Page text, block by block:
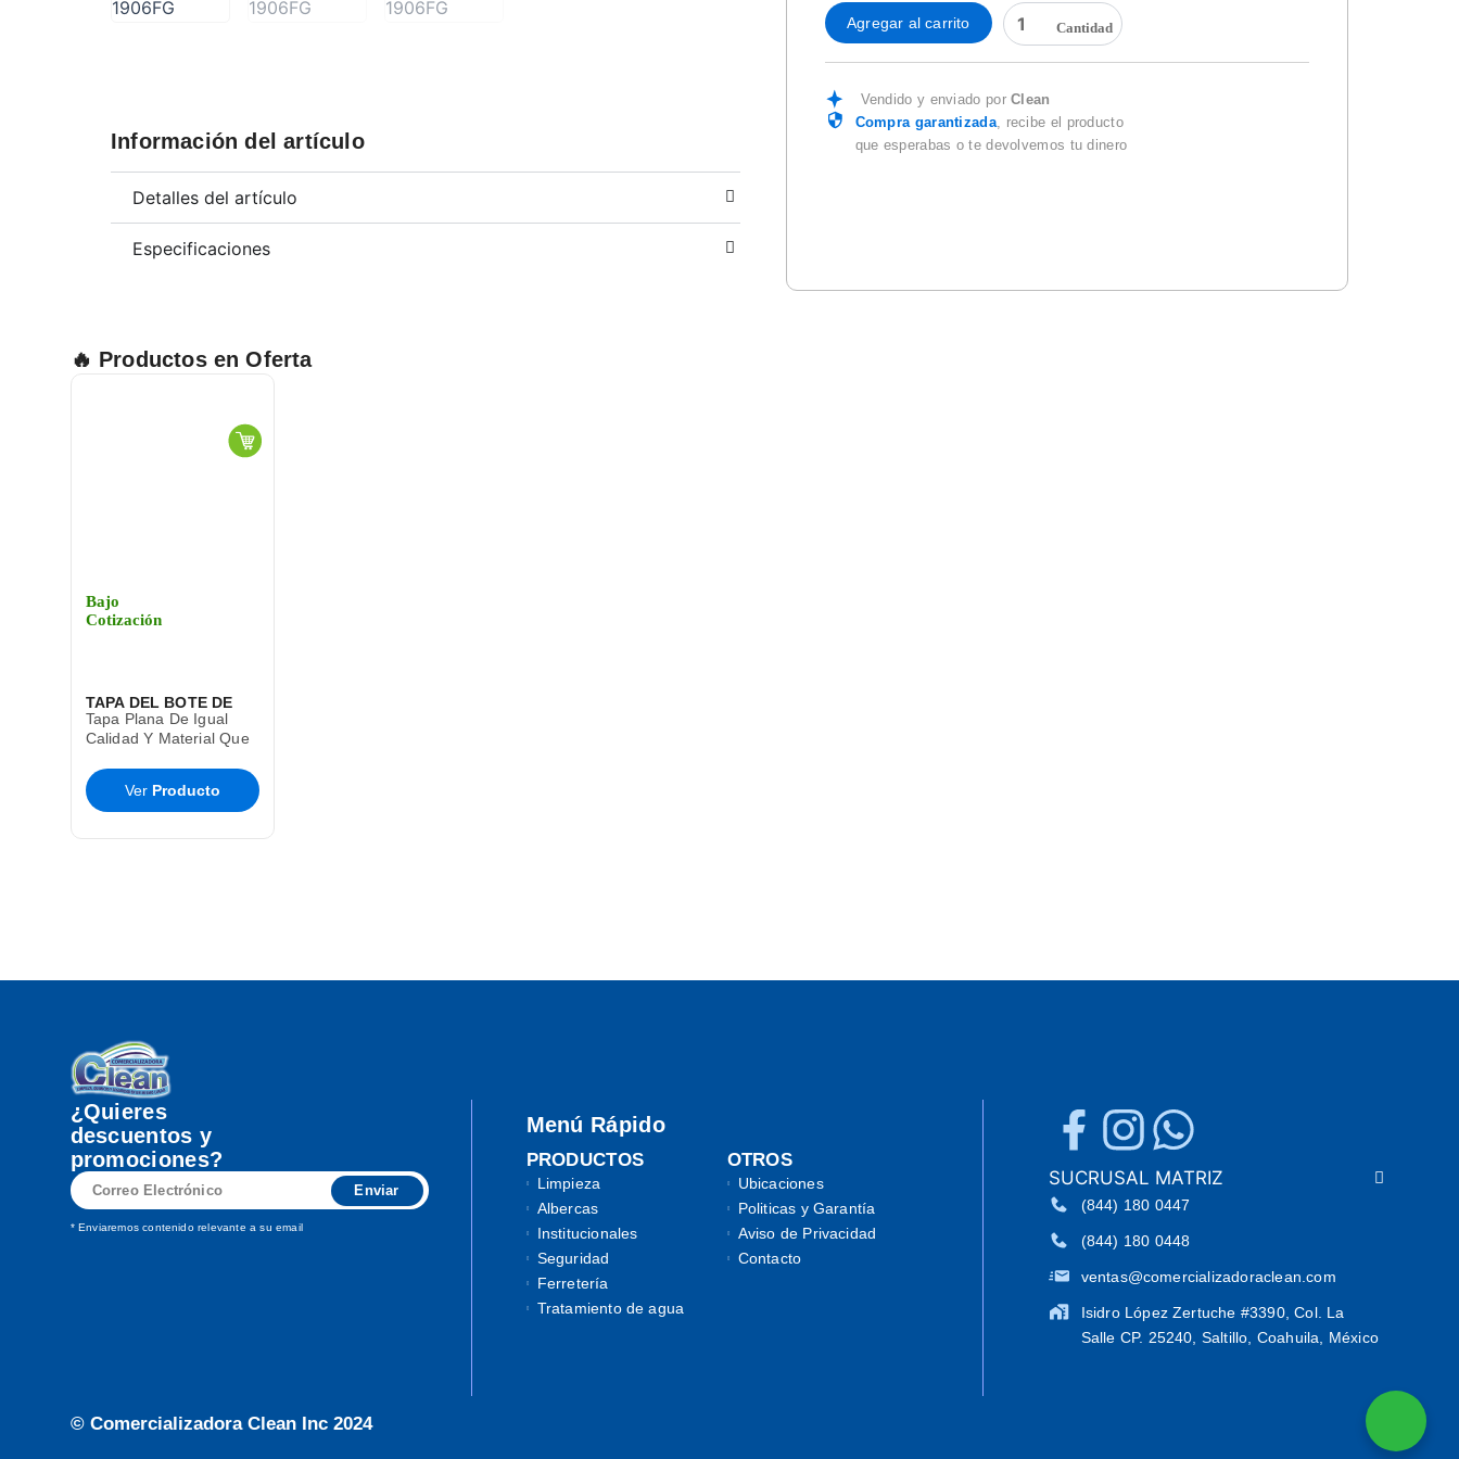
Información del artículo
Detalles del artículo
Especificaciones
BASTON
DE
VIDRIO
1906FG
cantidad
Agregar al carrito
Vendido y enviado porClean
Compra garantizada, recibe el producto
que esperabas o te devolvemos tu dinero
🔥 Productos en Oferta
Bajo
Cotización
TAPA DEL BOTE DE
BASURA CESTO TOFF
Tapa Plana De Igual
Calidad Y Material Que
T9285
Ver Producto
¿Quieres
descuentos y
promociones?
Correo
Electrónico
Enviar
* Enviaremos contenido relevante a su email
Menú Rápido
PRODUCTOS
Limpieza
Albercas
Institucionales
Seguridad
Ferretería
Tratamiento de agua
OTROS
Ubicaciones
Politicas y Garantía
Aviso de Privacidad
Contacto
SUCRUSAL MATRIZ
(844) 180 0447
(844) 180 0448
ventas@comercializadoraclean.com
Isidro López Zertuche #3390, Col. La
Salle CP. 25240, Saltillo, Coahuila, México
© Comercializadora Clean Inc 2024